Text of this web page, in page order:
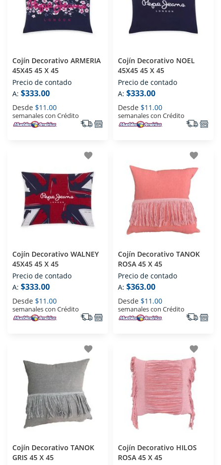
Cojín Decorativo ARMERIA
45X45 45 X 45
Precio de contado
A: $333.00
Desde $11.00
semanales con Crédito
Cojín Decorativo NOEL
45X45 45 X 45
Precio de contado
A: $333.00
Desde $11.00
semanales con Crédito
favorite
Cojín Decorativo WALNEY
45X45 45 X 45
Precio de contado
A: $333.00
Desde $11.00
semanales con Crédito
favorite
Cojín Decorativo TANOK
ROSA 45 X 45
Precio de contado
A: $363.00
Desde $11.00
semanales con Crédito
favorite
Cojín Decorativo TANOK
GRIS 45 X 45
favorite
Cojín Decorativo HILOS
ROSA 45 X 45